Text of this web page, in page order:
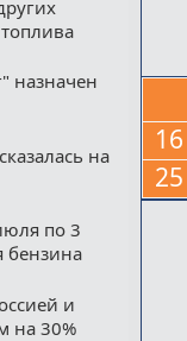
назначен
на
по 3
бензина
и
на 30%
16
25